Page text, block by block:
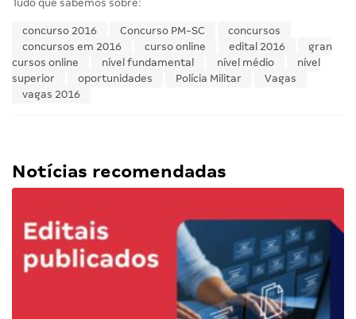
Tudo que sabemos sobre:
concurso 2016 Concurso PM-SC
concursos
concursos em 2016
curso online edital 2016
gran
cursos online
nível fundamental nível médio
nível
superior
oportunidades Polícia Militar
Vagas
vagas 2016
Notícias recomendadas